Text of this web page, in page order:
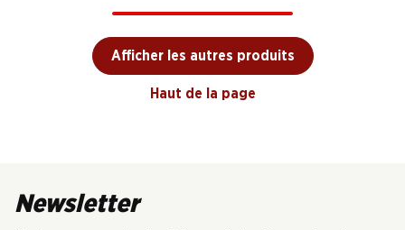
Afficher les autres produits
Haut de la page
Newsletter